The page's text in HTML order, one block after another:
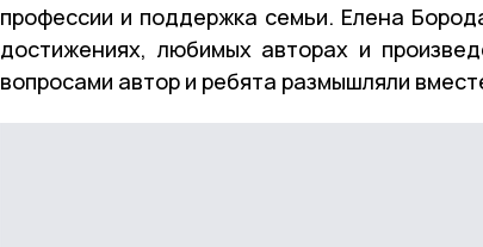
профессии и поддержка семьи. Елена
достижениях, любимых авторах и
вопросами автор и ребята размышляли